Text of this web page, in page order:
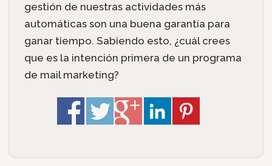
gestión de nuestras actividades más
automáticas son una buena garantía para
ganar tiempo. Sabiendo esto, ¿cuál crees
que es la intención primera de un programa
de mail marketing?